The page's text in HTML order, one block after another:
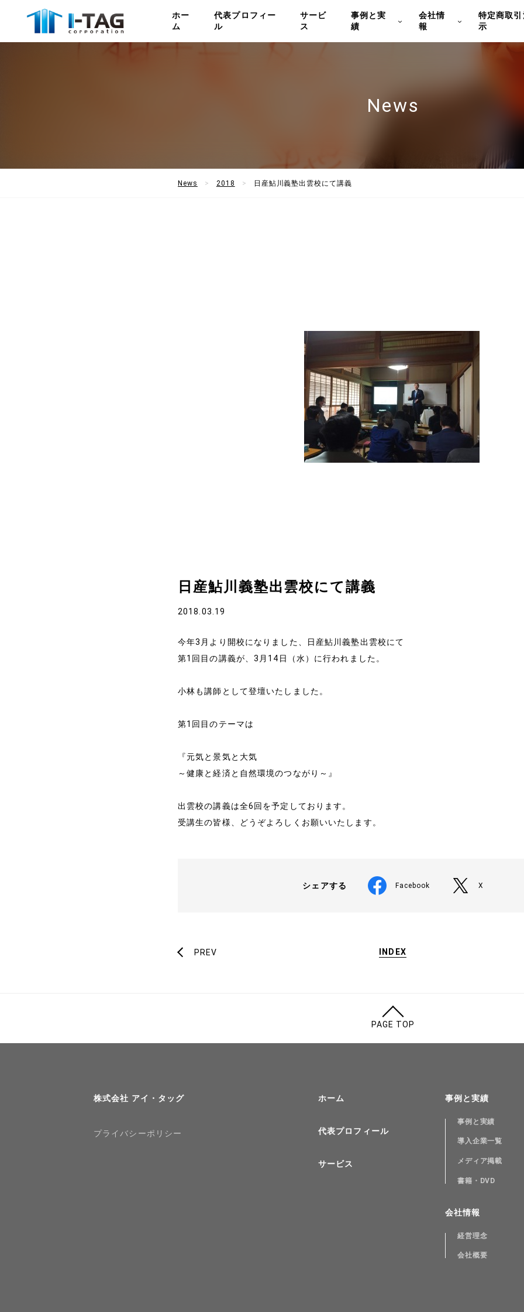
ホー
ム
代表プロフィー
ル
サービ
ス
事例と実
績
会社情
報
特定商取
示
ホーム
代表プロフィール
サービス
事例と実績
事例と実績
導入企業一覧
メディア掲載
書籍・DVD
News
News 2018 日産鮎川義塾出雲校にて講義
日産鮎川義塾出雲校にて講義
2018.03.19
今年3月より開校になりました、日産鮎川義塾出雲校にて
第1回目の講義が、3月14日（水）に行われました。
小林も講師として登壇いたしました。
第1回目のテーマは
『元気と景気と大気
～健康と経済と自然環境のつながり～』
出雲校の講義は全6回を予定しております。
受講生の皆様、どうぞよろしくお願いいたします。
シェアする Facebook X
PREV INDEX
PAGE TOP
株式会社 アイ・タッグ
プライバシーポリシー
ホーム
代表プロフィール
サービス
事例と実績
事例と実績
導入企業一覧
メディア掲載
書籍・DVD
会社情報
経営理念
会社概要